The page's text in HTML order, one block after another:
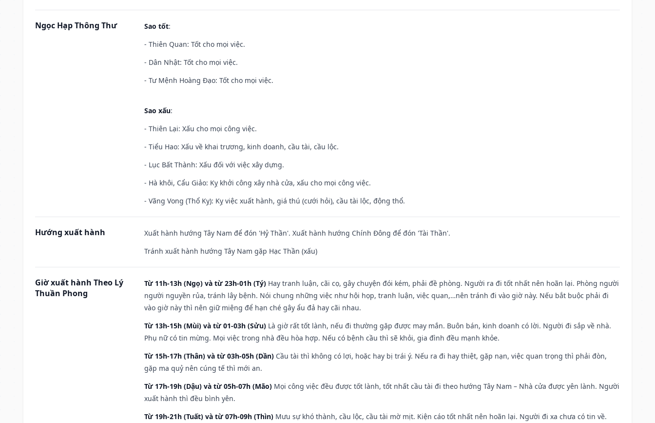
Ngọc Hạp Thông Thư Sao tốt:
- Thiên Quan: Tốt cho mọi việc.
- Dân Nhật: Tốt cho mọi việc.
- Tư Mệnh Hoàng Đạo: Tốt cho mọi việc.
Sao xấu:
- Thiên Lại: Xấu cho mọi công việc.
- Tiểu Hao: Xấu về khai trương, kinh doanh, cầu tài, cầu lộc.
- Lục Bất Thành: Xấu đối với việc xây dựng.
- Hà khôi, Cẩu Giảo: Kỵ khởi công xây nhà cửa, xấu cho mọi công việc.
- Vãng Vong (Thổ Kỵ): Kỵ việc xuất hành, giá thú (cưới hỏi), cầu tài lộc, động thổ.
Hướng xuất hành
Xuất hành hướng Tây Nam để đón 'Hỷ Thần'. Xuất hành hướng Chính Đông để đón 'Tài Thần'.
Tránh xuất hành hướng Tây Nam gặp Hạc Thần (xấu)
Giờ xuất hành Theo Lý
Thuần Phong
Từ 11h-13h (Ngọ) và từ 23h-01h (Tý) Hay tranh luận, cãi cọ, gây chuyện đói kém, phải đề phòng. Người ra đi tốt nhất nên hoãn lại. Phòng người
người nguyền rủa, tránh lây bệnh. Nói chung những việc như hội họp, tranh luận, việc quan,…nên tránh đi vào giờ này. Nếu bắt buộc phải đi
vào giờ này thì nên giữ miệng để hạn ché gây ẩu đả hay cãi nhau.
Từ 13h-15h (Mùi) và từ 01-03h (Sửu) Là giờ rất tốt lành, nếu đi thường gặp được may mắn. Buôn bán, kinh doanh có lời. Người đi sắp về nhà.
Phụ nữ có tin mừng. Mọi việc trong nhà đều hòa hợp. Nếu có bệnh cầu thì sẽ khỏi, gia đình đều mạnh khỏe.
Từ 15h-17h (Thân) và từ 03h-05h (Dần) Cầu tài thì không có lợi, hoặc hay bị trái ý. Nếu ra đi hay thiệt, gặp nạn, việc quan trọng thì phải đòn,
gặp ma quỷ nên cúng tế thì mới an.
Từ 17h-19h (Dậu) và từ 05h-07h (Mão) Mọi công việc đều được tốt lành, tốt nhất cầu tài đi theo hướng Tây Nam – Nhà cửa được yên lành. Người
xuất hành thì đều bình yên.
Từ 19h-21h (Tuất) và từ 07h-09h (Thìn) Mưu sự khó thành, cầu lộc, cầu tài mờ mịt. Kiện cáo tốt nhất nên hoãn lại. Người đi xa chưa có tin về.